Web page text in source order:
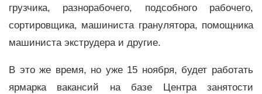
грузчика, разнорабочего, подсобного рабочего,
сортировщика, машиниста гранулятора, помощника
машиниста экструдера и другие.
В это же время, но уже 15 ноября, будет работать
ярмарка вакансий на базе Центра занятости